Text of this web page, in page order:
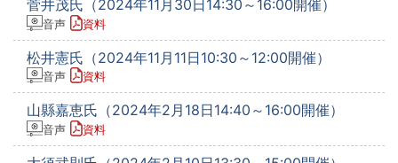
菅井茂氏（2024年11月30日14:30～16:00開催）
音声 資料
松井憲氏（2024年11月11日10:30～12:00開催）
音声 資料
山縣嘉恵氏（2024年2月18日14:40～16:00開催）
音声 資料